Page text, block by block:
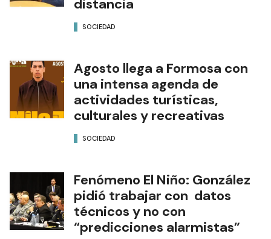
distancia
SOCIEDAD
Agosto llega a Formosa con
una intensa agenda de
actividades turísticas,
culturales y recreativas
SOCIEDAD
Fenómeno El Niño: González
pidió trabajar con datos
técnicos y no con
“predicciones alarmistas”